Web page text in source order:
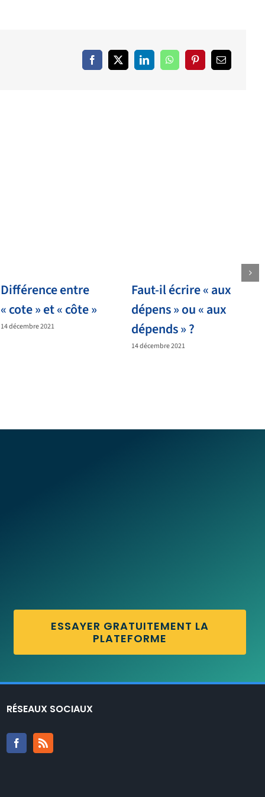
Différence entre
« cote » et « côte »
14 décembre 2021
Faut-il écrire « aux
dépens » ou « aux
dépends » ?
14 décembre 2021
ESSAYER GRATUITEMENT LA
PLATEFORME
RÉSEAUX SOCIAUX